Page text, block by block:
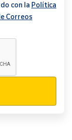
con la Política
Correos